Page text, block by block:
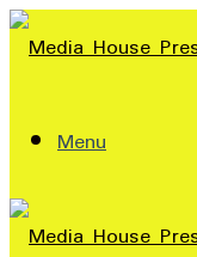
Menu